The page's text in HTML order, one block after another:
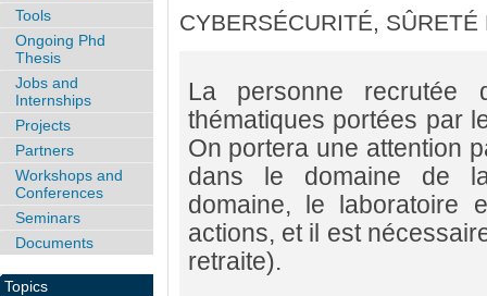
CYBERSÉCURITÉ,
La personne recrutée
thématiques portées par
On portera une attention
dans le domaine de
domaine, le laboratoire
actions, et il est
retraite).
Tools
Ongoing Phd
Thesis
Jobs and
Internships
Projects
Partners
Workshops and
Conferences
Seminars
Documents
Topics